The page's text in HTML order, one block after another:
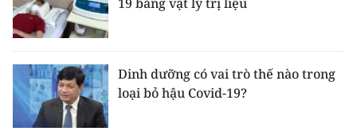
Dinh dưỡng có vai trò thế nào trong
loại bỏ hậu Covid-19?